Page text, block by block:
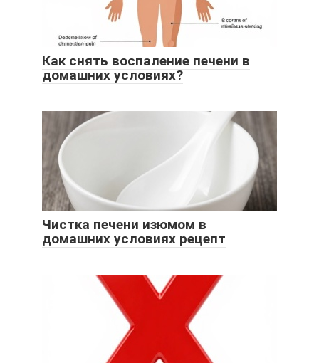
Как снять воспаление печени в
домашних условиях?
Чистка печени изюмом в
домашних условиях рецепт